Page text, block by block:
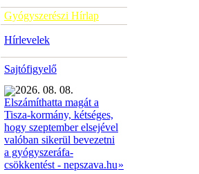
Gyógyszerészi Hírlap
Hírlevelek
Sajtófigyelő
2026. 08. 08.
Elszámíthatta magát a
Tisza-kormány, kétséges,
hogy szeptember elsejével
valóban sikerül bevezetni
a gyógyszeráfa-
csökkentést - nepszava.hu»